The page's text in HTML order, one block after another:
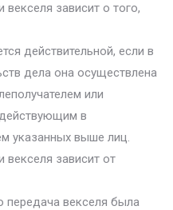
векселя зависит о того,
действительной, если в
дела она осуществлена
или
в
указанных выше лиц.
векселя зависит от
передача векселя была